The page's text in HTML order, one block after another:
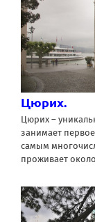
Цюрих.
Цюрих –
занимает
самым
проживает